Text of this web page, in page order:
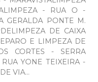
- RUA O -
GERALDA PONTE M.
DE CAIXA
E LIMPEZA DE
CORTES - SERRA
YONE TEIXEIRA -
VIA...